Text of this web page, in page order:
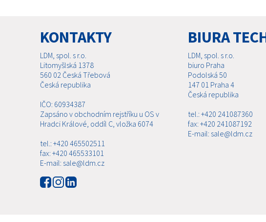
KONTAKTY
LDM, spol. s r.o.
Litomyšlská 1378
560 02 Česká Třebová
Česká republika
IČO: 60934387
Zapsáno v obchodním rejstříku u OS v
Hradci Králové, oddíl C, vložka 6074
tel.: +420 465502511
fax: +420 465533101
E-mail: sale@ldm.cz
BIURA
LDM, spol. s r.o.
biuro Praha
Podolská 50
147 01 Praha 4
Česká republika
tel.: +420 241087360
fax: +420 241087192
E-mail: sale@ldm.cz